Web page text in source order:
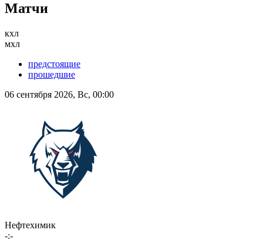
Матчи
кхл
мхл
предстоящие
прошедшие
06 сентября 2026, Вс, 00:00
Нефтехимик
-:-